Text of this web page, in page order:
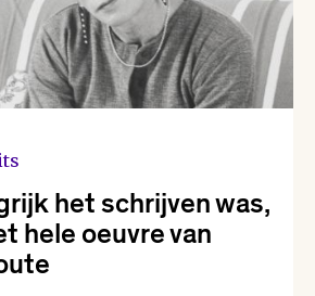
het schrijven was,
hele oeuvre van